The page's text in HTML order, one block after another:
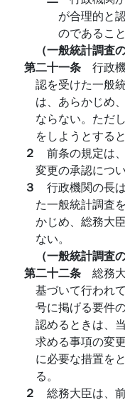
が合理的と
のであること
（一般統計調査
第二十一条 行政
認を受けた一般
は、あらかじめ
ならない。ただ
をしようとする
２ 前条の規定は
変更の承認につ
３ 行政機関の長
た一般統計調査
かじめ、総務大
ない。
（一般統計調査
第二十二条 総務
基づいて行われ
号に掲げる要件
認めるときは、
求める事項の変
に必要な措置を
る。
２ 総務大臣は、